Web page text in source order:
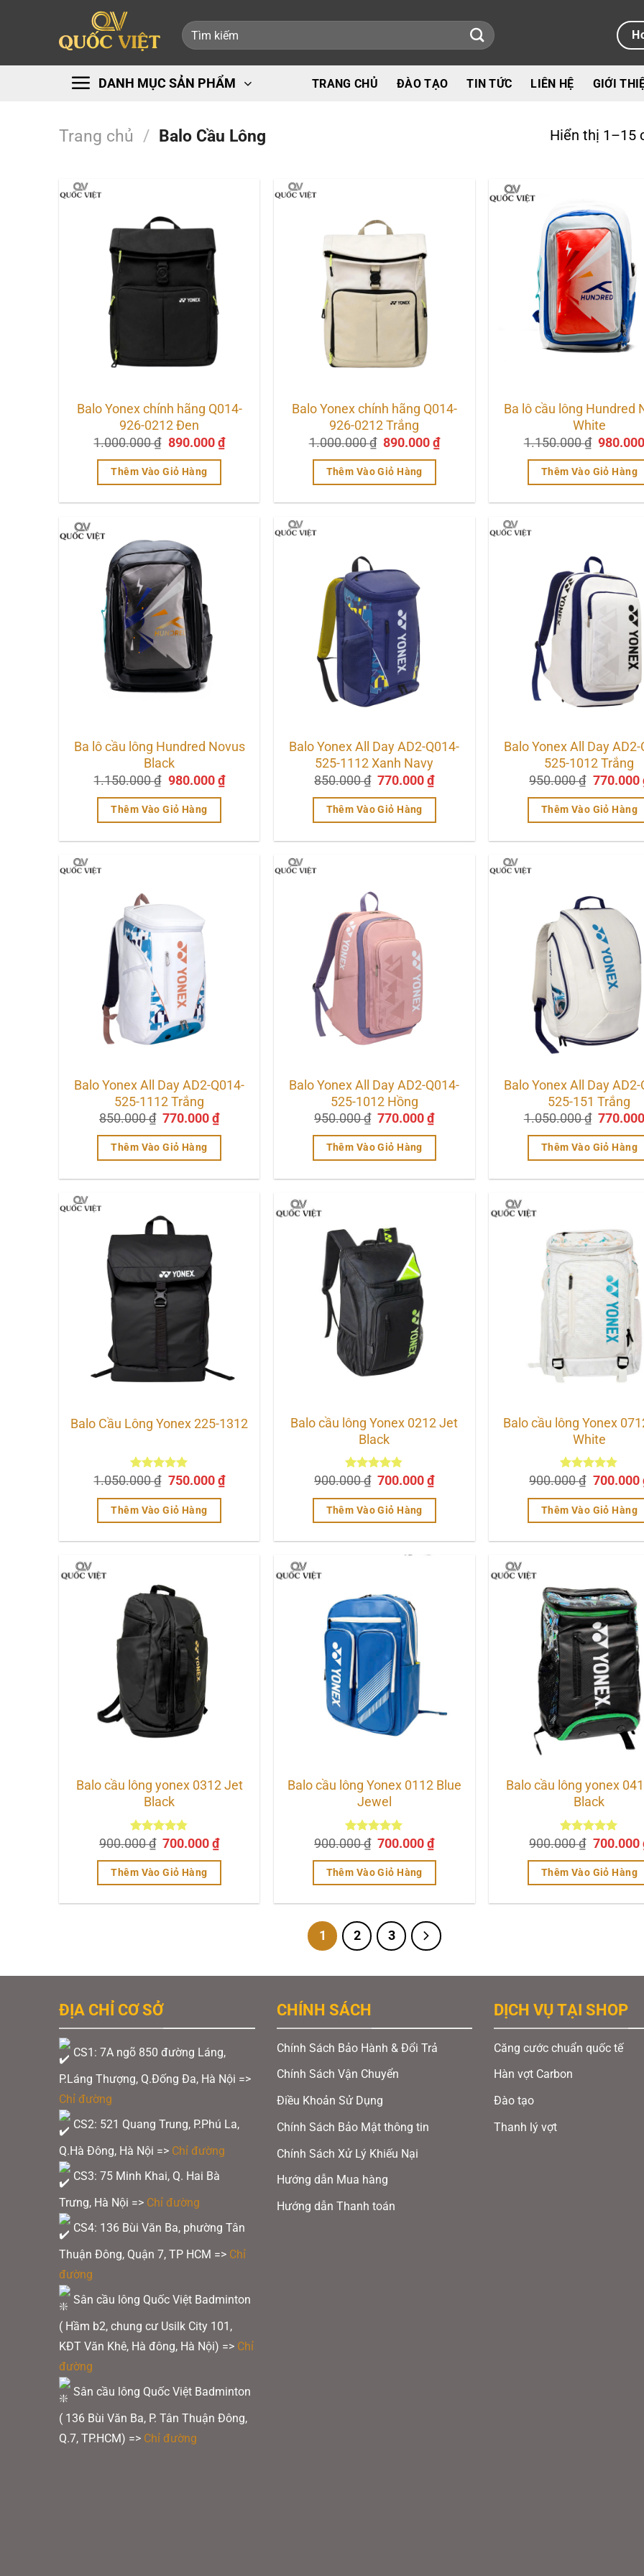
Tìm
kiếm:
DANH MỤC SẢN PHẨM TRANG CHỦ ĐÀO TẠO TIN TỨC LIÊN HỆ GIỚI
Trang chủ / Balo Cầu Lông Hiển thị 1–15
Balo Yonex chính hãng Q014-
926-0212 Đen
1.000.000₫ Giá
là:
1.000.000 ₫.
890.000 ₫Giá
hiện
Thêm Vào Giỏ Hàng
Balo Yonex chính hãng Q014-
926-0212 Trắng
1.000.000₫ Giá
là:
1.000.000 ₫.
890.000 ₫Giá
hiện
Thêm Vào Giỏ Hàng
Ba lô cầu lông Hundred
White
1.150.000₫ Giá
là:
Thêm Vào Giỏ Hàng
Ba lô cầu lông Hundred Novus
Black
1.150.000₫ Giá
là:
1.150.000 ₫.
980.000 ₫Giá
hiện
Thêm Vào Giỏ Hàng
Balo Yonex All Day AD2-Q014-
525-1112 Xanh Navy
850.000₫ Giá
là:
850.000 ₫.
770.000₫Giá
Thêm Vào Giỏ Hàng
Balo Yonex All Day AD2-
525-1012 Trắng
950.000₫ Giá
là:
950.000
770.000
Thêm Vào Giỏ Hàng
Balo Yonex All Day AD2-Q014-
525-1112 Trắng
850.000₫ Giá
là:
850.000 ₫.
770.000₫Giá
Thêm Vào Giỏ Hàng
Balo Yonex All Day AD2-Q014-
525-1012 Hồng
950.000₫ Giá
là:
950.000 ₫.
770.000₫Giá
Thêm Vào Giỏ Hàng
Balo Yonex All Day AD2-
525-151 Trắng
1.050.000₫ Giá
là:
Thêm Vào Giỏ Hàng
Balo Cầu Lông Yonex 225-1312
Được xếp
hạng4.93
5 sao
1.050.000₫ Giá
là:
1.050.000 ₫.
750.000 ₫Giá
hiện
Thêm Vào Giỏ Hàng
Balo cầu lông Yonex 0212 Jet
Black
Được xếp
hạng
5 sao
900.000₫ Giá
là:
900.000 ₫.
700.000₫Giá
Thêm Vào Giỏ Hàng
Balo cầu lông Yonex
White
Được xếp
hạng
5 sao
900.000₫ Giá
là:
900.000
700.000
Thêm Vào Giỏ Hàng
Balo cầu lông yonex 0312 Jet
Black
Được xếp
hạng
5 sao
900.000₫ Giá
là:
900.000 ₫.
700.000₫Giá
hiện
Thêm Vào Giỏ Hàng
Balo cầu lông Yonex 0112 Blue
Jewel
Được xếp
hạng
5 sao
900.000₫ Giá
là:
900.000 ₫.
700.000₫Giá
hiện
Thêm Vào Giỏ Hàng
Balo cầu lông yonex
Black
Được xếp
hạng
5 sao
900.000₫ Giá
là:
900.000
700.000
Thêm Vào Giỏ Hàng
1 2 3
ĐỊA CHỈ CƠ SỞ
CS1: 7A ngõ 850 đường Láng,
P.Láng Thượng, Q.Đống Đa, Hà Nội =>
Chỉ đường
CS2: 521 Quang Trung, P.Phú La,
Q.Hà Đông, Hà Nội => Chỉ đường
CS3: 75 Minh Khai, Q. Hai Bà
Trưng, Hà Nội => Chỉ đường
CS4: 136 Bùi Văn Ba, phường Tân
Thuận Đông, Quận 7, TP HCM => Chỉ
đường
Sân cầu lông Quốc Việt Badminton
( Hầm b2, chung cư Usilk City 101,
KĐT Văn Khê, Hà đông, Hà Nội) => Chỉ
đường
Sân cầu lông Quốc Việt Badminton
( 136 Bùi Văn Ba, P. Tân Thuận Đông,
Q.7, TP.HCM) => Chỉ đường
CHÍNH SÁCH
Chính Sách Bảo Hành & Đổi Trả
Chính Sách Vận Chuyển
Điều Khoản Sử Dụng
Chính Sách Bảo Mật thông tin
Chính Sách Xử Lý Khiếu Nại
Hướng dẫn Mua hàng
Hướng dẫn Thanh toán
DỊCH VỤ TẠI SHOP
Căng cước chuẩn quốc tế
Hàn vợt Carbon
Đào tạo
Thanh lý vợt